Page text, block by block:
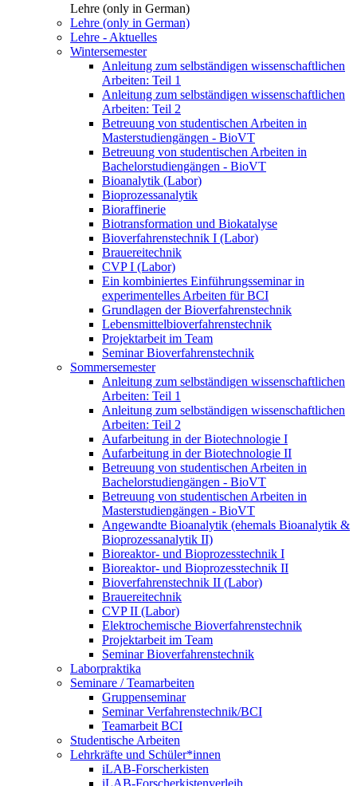
Lehre (only in German)
Lehre (only in German)
Lehre - Aktuelles
Wintersemester
Anleitung zum selbständigen wissenschaftlichen
Arbeiten: Teil 1
Anleitung zum selbständigen wissenschaftlichen
Arbeiten: Teil 2
Betreuung von studentischen Arbeiten in
Masterstudiengängen - BioVT
Betreuung von studentischen Arbeiten in
Bachelorstudiengängen - BioVT
Bioanalytik (Labor)
Bioprozessanalytik
Bioraffinerie
Biotransformation und Biokatalyse
Bioverfahrenstechnik I (Labor)
Brauereitechnik
CVP I (Labor)
Ein kombiniertes Einführungsseminar in
experimentelles Arbeiten für BCI
Grundlagen der Bioverfahrenstechnik
Lebensmittelbioverfahrenstechnik
Projektarbeit im Team
Seminar Bioverfahrenstechnik
Sommersemester
Anleitung zum selbständigen wissenschaftlichen
Arbeiten: Teil 1
Anleitung zum selbständigen wissenschaftlichen
Arbeiten: Teil 2
Aufarbeitung in der Biotechnologie I
Aufarbeitung in der Biotechnologie II
Betreuung von studentischen Arbeiten in
Bachelorstudiengängen - BioVT
Betreuung von studentischen Arbeiten in
Masterstudiengängen - BioVT
Angewandte Bioanalytik (ehemals Bioanalytik &
Bioprozessanalytik II)
Bioreaktor- und Bioprozesstechnik I
Bioreaktor- und Bioprozesstechnik II
Bioverfahrenstechnik II (Labor)
Brauereitechnik
CVP II (Labor)
Elektrochemische Bioverfahrenstechnik
Projektarbeit im Team
Seminar Bioverfahrenstechnik
Laborpraktika
Seminare / Teamarbeiten
Gruppenseminar
Seminar Verfahrenstechnik/BCI
Teamarbeit BCI
Studentische Arbeiten
Lehrkräfte und Schüler*innen
iLAB-Forscherkisten
iLAB-Forscherkistenverleih